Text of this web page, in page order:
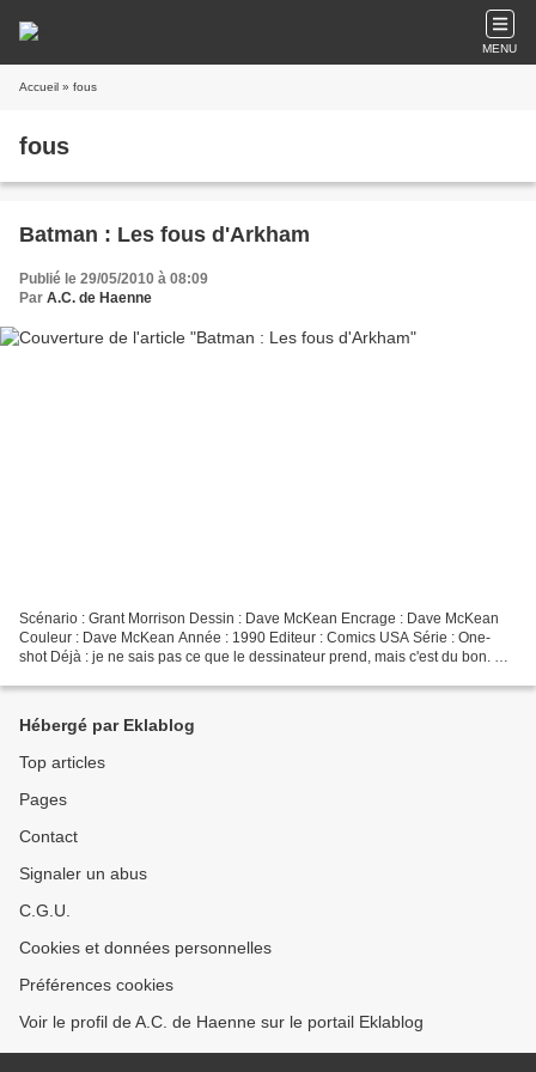
MENU
Accueil » fous
fous
Batman : Les fous d'Arkham
Publié le 29/05/2010 à 08:09
Par A.C. de Haenne
Scénario : Grant Morrison Dessin : Dave McKean Encrage : Dave McKean
Couleur : Dave McKean Année : 1990 Editeur : Comics USA Série : One-
shot Déjà : je ne sais pas ce que le dessinateur prend, mais c'est du bon. Du
Hébergé par Eklablog
Top articles
Pages
Contact
Signaler un abus
C.G.U.
Cookies et données personnelles
Préférences cookies
Voir le profil de A.C. de Haenne sur le portail Eklablog